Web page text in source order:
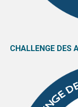
CHALLENGE DES